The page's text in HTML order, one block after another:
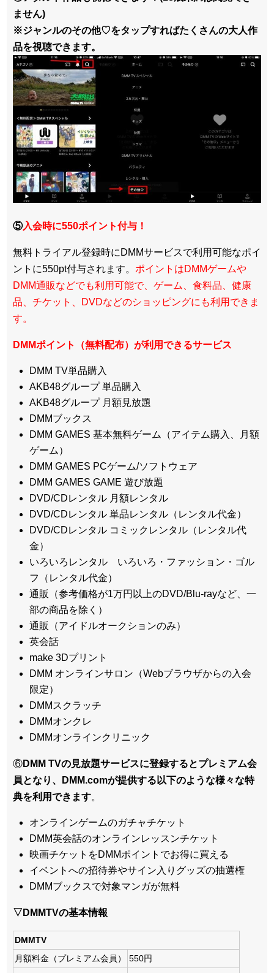
ません)
※ジャンルのその他♡をタップすればたくさんの大人作
品を視聴できます。
⑤入会時に550ポイント付与！
無料トライアル登録時にDMMサービスで利用可能なポイ
ントに550pt付与されます。 ポイントはDMMゲームや
DMM通販などでも利用可能で、ゲーム、食料品、健康
品、チケット、DVDなどのショッピングにも利用できま
す。
DMMポイント（無料配布）が利用できるサービス
DMM TV単品購入
AKB48グループ 単品購入
AKB48グループ 月額見放題
DMMブックス
DMM GAMES 基本無料ゲーム（アイテム購入、月額
ゲーム）
DMM GAMES PCゲーム/ソフトウェア
DMM GAMES GAME 遊び放題
DVD/CDレンタル 月額レンタル
DVD/CDレンタル 単品レンタル（レンタル代金）
DVD/CDレンタル コミックレンタル（レンタル代
金）
いろいろレンタル いろいろ・ファッション・ゴル
フ（レンタル代金）
通販（参考価格が1万円以上のDVD/Blu-rayなど、一
部の商品を除く）
通販（アイドルオークションのみ）
英会話
make 3Dプリント
DMM オンラインサロン（Webブラウザからの入会
限定）
DMMスクラッチ
DMMオンクレ
DMMオンラインクリニック
⑥DMM TVの見放題サービスに登録するとプレミアム会
員となり、DMM.comが提供する以下のような様々な特
典を利用できます。
オンラインゲームのガチャチケット
DMM英会話のオンラインレッスンチケット
映画チケットをDMMポイントでお得に買える
イベントへの招待券やサイン入りグッズの抽選権
DMMブックスで対象マンガが無料
▽DMMTVの基本情報
DMMTV
月額料金（プレミアム会員）
550円